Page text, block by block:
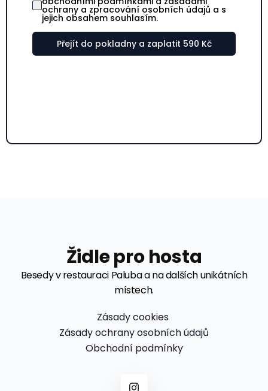
Židle pro hosta
Besedy v restauraci Paluba a na dalších unikátních
místech.
Zásady cookies
Zásady ochrany osobních údajů
Obchodní podmínky